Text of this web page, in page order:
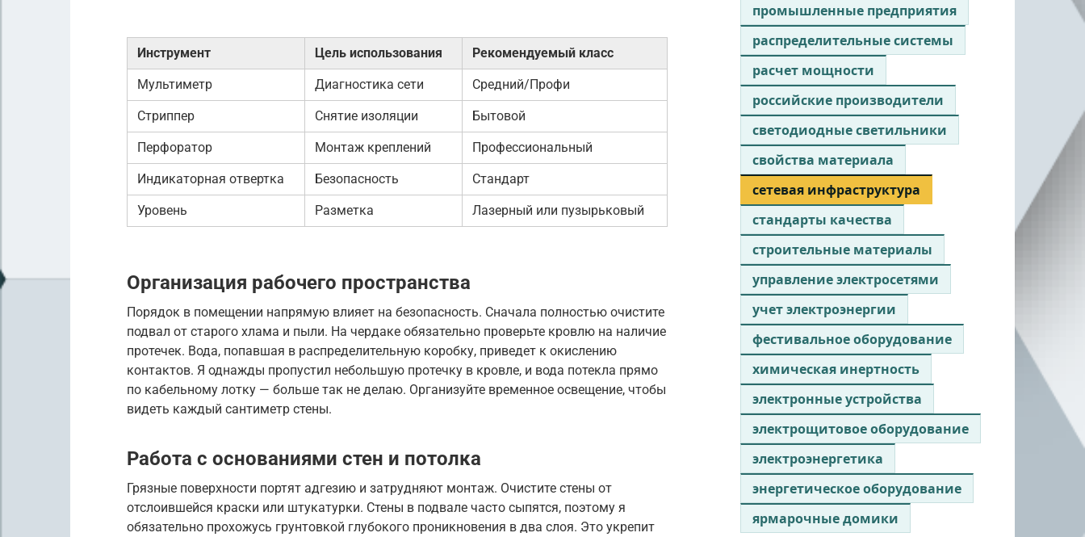
Инструмент Цель использования Рекомендуемый класс
Мультиметр Диагностика сети Средний/Профи
Стриппер Снятие изоляции Бытовой
Перфоратор Монтаж креплений Профессиональный
Индикаторная отвертка Безопасность Стандарт
Уровень Разметка Лазерный или пузырьковый
Организация рабочего пространства
Порядок в помещении напрямую влияет на безопасность. Сначала полностью очистите
подвал от старого хлама и пыли. На чердаке обязательно проверьте кровлю на наличие
протечек. Вода, попавшая в распределительную коробку, приведет к окислению
контактов. Я однажды пропустил небольшую протечку в кровле, и вода потекла прямо
по кабельному лотку — больше так не делаю. Организуйте временное освещение, чтобы
видеть каждый сантиметр стены.
Работа с основаниями стен и потолка
Грязные поверхности портят адгезию и затрудняют монтаж. Очистите стены от
отслоившейся краски или штукатурки. Стены в подвале часто сыпятся, поэтому я
обязательно прохожусь грунтовкой глубокого проникновения в два слоя. Это укрепит
промышленные предприятия
распределительные системы
расчет мощности
российские производители
светодиодные светильники
свойства материала
сетевая инфраструктура
стандарты качества
строительные материалы
управление электросетями
учет электроэнергии
фестивальное оборудование
химическая инертность
электронные устройства
электрощитовое оборудование
электроэнергетика
энергетическое оборудование
ярмарочные домики